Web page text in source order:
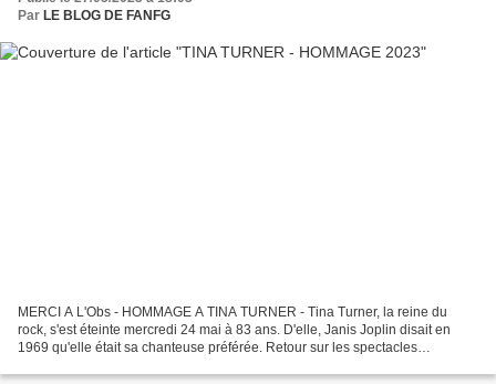
Par LE BLOG DE FANFG
MERCI A L'Obs - HOMMAGE A TINA TURNER - Tina Turner, la reine du
rock, s'est éteinte mercredi 24 mai à 83 ans. D'elle, Janis Joplin disait en
1969 qu'elle était sa chanteuse préférée. Retour sur les spectacles